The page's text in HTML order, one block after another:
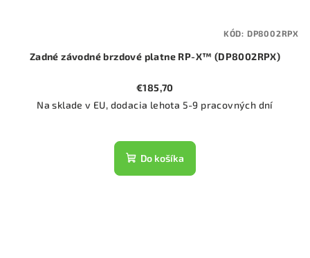
Zadné závodné brzdové platne RP-X™ (DP8002RPX)
€185,70
Na sklade v EU, dodacia lehota 5-9 pracovných dní
Do košíka
KÓD: DP8002RPX